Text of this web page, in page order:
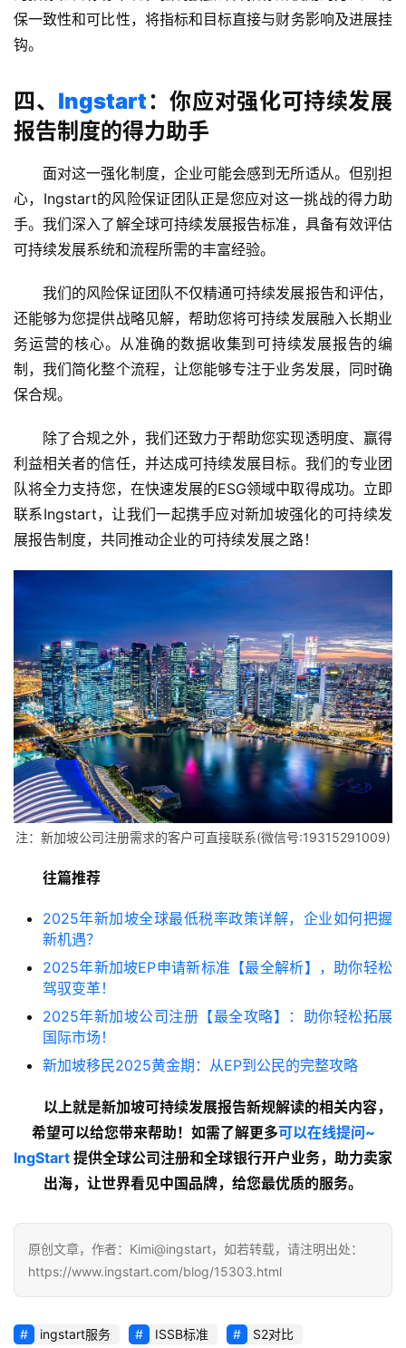
银
行
开
全
球
付
方
案
金
融
牌
照
答
社
区
态
伴
专
栏
登录 注册
保一致性和可比性，将指标和目标直接与财务影响及进展挂
钩。
四、 Ingstart：你应对强化可持续发展
报告制度的得力助手
面对这一强化制度，企业可能会感到无所适从。但别担
心，Ingstart的风险保证团队正是您应对这一挑战的得力助
手。我们深入了解全球可持续发展报告标准，具备有效评估
可持续发展系统和流程所需的丰富经验。
我们的风险保证团队不仅精通可持续发展报告和评估，
还能够为您提供战略见解，帮助您将可持续发展融入长期业
务运营的核心。从准确的数据收集到可持续发展报告的编
制，我们简化整个流程，让您能够专注于业务发展，同时确
保合规。
除了合规之外，我们还致力于帮助您实现透明度、赢得
利益相关者的信任，并达成可持续发展目标。我们的专业团
队将全力支持您，在快速发展的ESG领域中取得成功。立即
联系Ingstart，让我们一起携手应对新加坡强化的可持续发
展报告制度，共同推动企业的可持续发展之路！
注：新加坡公司注册需求的客户可直接联系(微信号:19315291009)
往篇推荐
2025年新加坡全球最低税率政策详解，企业如何把握
新机遇？
2025年新加坡EP申请新标准【最全解析】，助你轻松
驾驭变革！
2025年新加坡公司注册【最全攻略】：助你轻松拓展
国际市场！
新加坡移民2025黄金期：从EP到公民的完整攻略
以上就是新加坡可持续发展报告新规解读的相关内容，
希望可以给您带来帮助！如需了解更多可以在线提问~
lngStart 提供全球公司注册和全球银行开户业务，助力卖家
出海，让世界看见中国品牌，给您最优质的服务。
原创文章，作者：Kimi@ingstart，如若转载，请注明出处：
https://www.ingstart.com/blog/15303.html
ingstart服务 ISSB标准
S2对比